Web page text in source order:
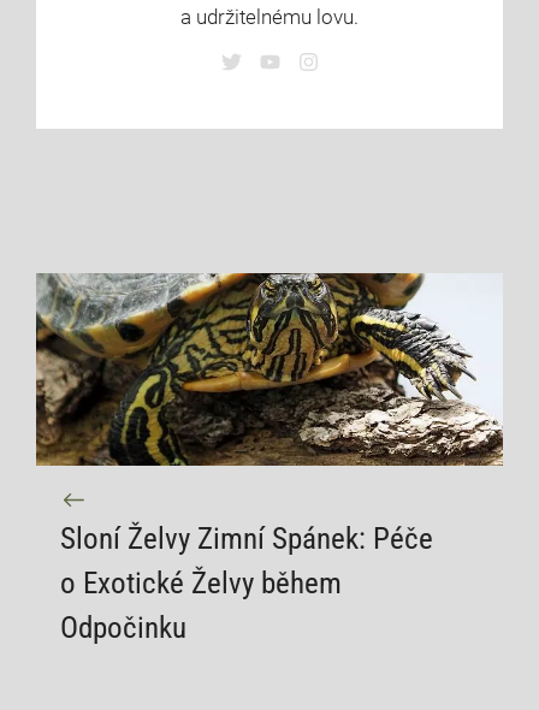
a udržitelnému lovu.
Sloní Želvy Zimní Spánek: Péče
o Exotické Želvy během
Odpočinku